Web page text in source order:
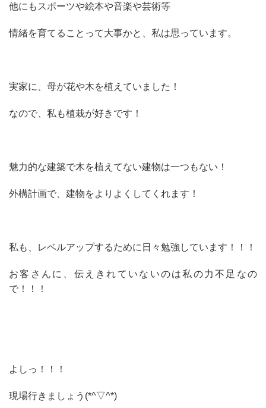
他にもスポーツや絵本や音楽や芸術等
情緒を育てることって大事かと、私は思っています。
実家に、母が花や木を植えていました！
なので、私も植栽が好きです！
魅力的な建築で木を植えてない建物は一つもない！
外構計画で、建物をよりよくしてくれます！
私も、レベルアップするために日々勉強しています！！！
お客さんに、伝えきれていないのは私の力不足なの
で！！！
よしっ！！！
現場行きましょう(*^▽^*)